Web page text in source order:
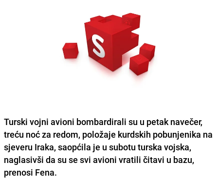
Turski vojni avioni bombardirali su u petak navečer,
treću noć za redom, položaje kurdskih pobunjenika na
sjeveru Iraka, saopćila je u subotu turska vojska,
naglasivši da su se svi avioni vratili čitavi u bazu,
prenosi Fena.